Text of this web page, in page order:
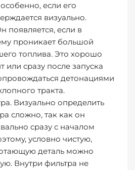
если его
визуально.
появляется, если в
проникает большой
топлива. Это хорошо
или сразу после запуска
детонациями
тракта.
. Визуально определить
сложно, так как он
сразу с началом
условно чистую,
деталь можно
Внутри фильтра не